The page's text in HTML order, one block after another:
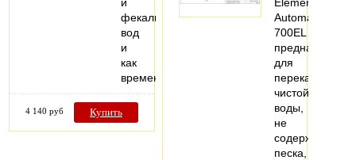
фекальных
вод
и
как
временная…
4 140 руб Купить
Automatico
700EL
предназначена
для
перекачивания
чистой
воды,
не
содержащей
песка,